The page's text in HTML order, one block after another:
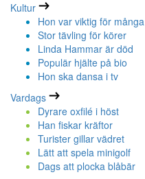
Kultur
Hon var viktig för många
Stor tävling för körer
Linda Hammar är död
Populär hjälte på bio
Hon ska dansa i tv
Vardags
Dyrare oxfilé i höst
Han fiskar kräftor
Turister gillar vädret
Lätt att spela minigolf
Dags att plocka blåbär